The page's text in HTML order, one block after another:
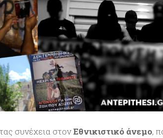
συνέχεια στονΕθνικιστικό άνεμο,